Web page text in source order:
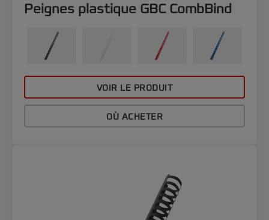
Peignes plastique GBC CombBind
VOIR LE PRODUIT
OÙ ACHETER